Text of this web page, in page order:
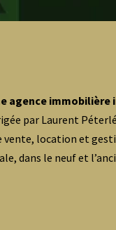
agence immobilière
par Laurent
vente, location et
dans le neuf et